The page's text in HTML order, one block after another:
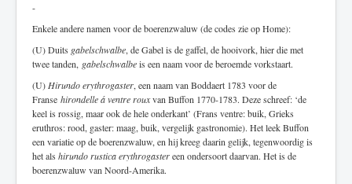
-
Enkele andere namen voor de boerenzwaluw (de codes zie op Home):
(U) Duits gabelschwalbe, de Gabel is de gaffel, de hooivork, hier die met
twee tanden, gabelschwalbeis een naam voor de beroemde vorkstaart.
(U)Hirundo erythrogaster, een naam van Boddaert 1783 voor de
Franse hirondelle á ventre rouxvan Buffon 1770-1783. Deze schreef: ‘de
keel is rossig, maar ook de hele onderkant’ (Frans ventre: buik, Grieks
eruthros: rood, gaster: maag, buik, vergelijk gastronomie). Het leek Buffon
een variatie op de boerenzwaluw, en hij kreeg daarin gelijk, tegenwoordig is
het als hirundo rustica erythrogastereen ondersoort daarvan. Het is de
boerenzwaluw van Noord-Amerika.